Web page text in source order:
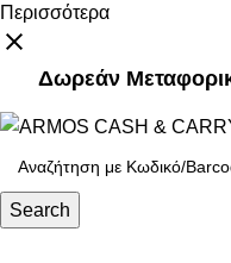
Περισσότερα
Δωρεάν
Search